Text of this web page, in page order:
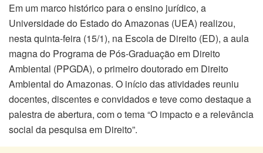
Em um marco histórico para o ensino jurídico, a
Universidade do Estado do Amazonas (UEA) realizou,
nesta quinta-feira (15/1), na Escola de Direito (ED), a aula
magna do Programa de Pós-Graduação em Direito
Ambiental (PPGDA), o primeiro doutorado em Direito
Ambiental do Amazonas. O início das atividades reuniu
docentes, discentes e convidados e teve como destaque a
palestra de abertura, com o tema “O impacto e a relevância
social da pesquisa em Direito”.